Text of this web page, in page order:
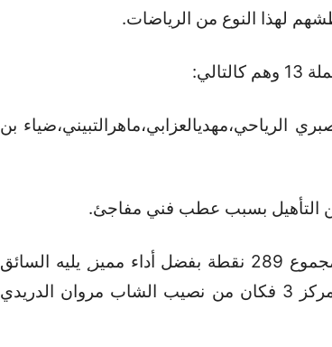
لهذا النوع من الرياضات.
الرياحي،مهديالعزابي،ماهرالتبيني،ضياء بن
التأهيل بسبب عطب فني مفاجئ.
انتهت الجولة بفوز السائق ياسين لوقال بمجموع 289 نقطة بفضل أداء مميز˛ يليه السائق
ضياء بن عاشور بمجموع 257 نقطة˛أما المركز 3 فكان من نصيب الشاب مروان الدريدي